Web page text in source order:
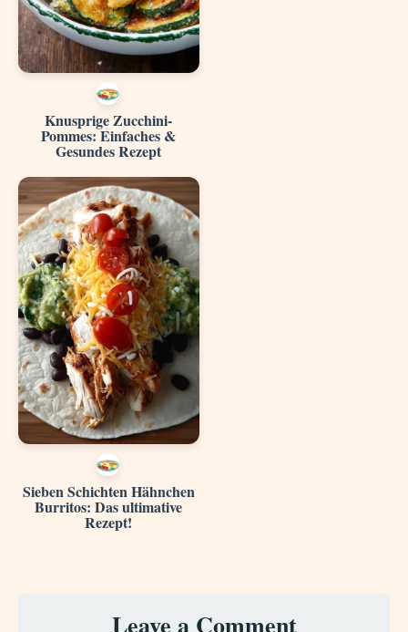
Knusprige Zucchini-
Pommes: Einfaches &
Gesundes Rezept
Sieben Schichten Hähnchen
Burritos: Das ultimative
Rezept!
Leave a Comment